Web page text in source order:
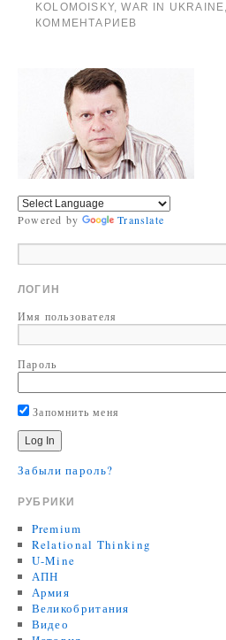
KOLOMOISKY,WAR IN UKRAINE,
КОММЕНТАРИЕВ
Powered by Translate
ЛОГИН
Имя пользователя
Пароль
Запомнить меня
Забыли пароль?
РУБРИКИ
Premium
Relational Thinking
U-Mine
АПН
Армия
Великобритания
Видео